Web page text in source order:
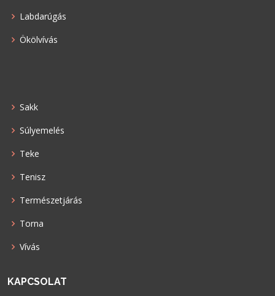
Labdarúgás
Ökölvívás
Sakk
Súlyemelés
Teke
Tenisz
Természetjárás
Torna
Vívás
KAPCSOLAT